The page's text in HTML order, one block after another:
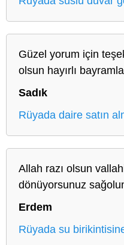
Güzel yorum için
olsun hayırlı
Sadık
Rüyada daire satın
Allah razı olsun
dönüyorsunuz
Erdem
Rüyada su